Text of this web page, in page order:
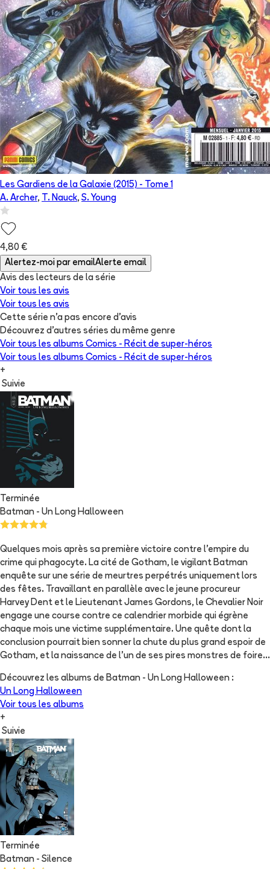
Les Gardiens de la Galaxie (2015) - Tome 1
A. Archer, T. Nauck, S. Young
4,80 €
Alertez-moi par emailAlerte email
Avis des lecteurs de la série
Voir tous les avis
Voir tous les avis
Cette série n'a pas encore d'avis
Découvrez d'autres séries du même genre
Voir tous les albums Comics - Récit de super-héros
Voir tous les albums Comics - Récit de super-héros
+
Suivie
Terminée
Batman - Un Long Halloween
Quelques mois après sa première victoire contre l'empire du
crime qui phagocyte. La cité de Gotham, le vigilant Batman
enquête sur une série de meurtres perpétrés uniquement lors
des fêtes. Travaillant en parallèle avec le jeune procureur
Harvey Dent et le Lieutenant James Gordons, le Chevalier Noir
engage une course contre ce calendrier morbide qui égrène
chaque mois une victime supplémentaire. Une quête dont la
conclusion pourrait bien sonner la chute du plus grand espoir de
Gotham, et la naissance de l'un de ses pires monstres de foire...
Découvrez les albums de Batman - Un Long Halloween :
Un Long Halloween
Voir tous les albums
+
Suivie
Terminée
Batman - Silence